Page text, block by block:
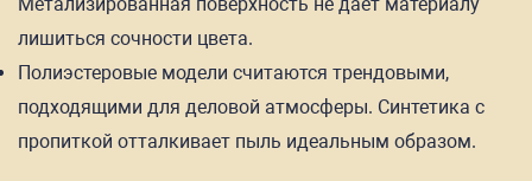
Метализированная поверхность не дает материалу
лишиться сочности цвета.
Полиэстеровые модели считаются трендовыми,
подходящими для деловой атмосферы. Синтетика с
пропиткой отталкивает пыль идеальным образом.